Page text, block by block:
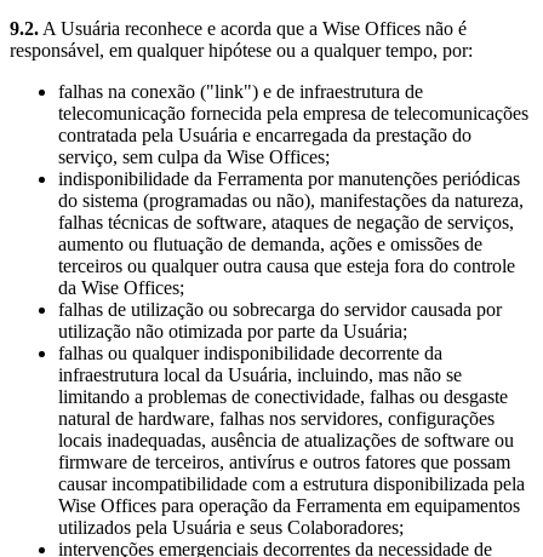
9.2. A Usuária reconhece e acorda que a Wise Offices não é
responsável, em qualquer hipótese ou a qualquer tempo, por:
falhas na conexão ("link") e de infraestrutura de
telecomunicação fornecida pela empresa de telecomunicações
contratada pela Usuária e encarregada da prestação do
serviço, sem culpa da Wise Offices;
indisponibilidade da Ferramenta por manutenções periódicas
do sistema (programadas ou não), manifestações da natureza,
falhas técnicas de software, ataques de negação de serviços,
aumento ou flutuação de demanda, ações e omissões de
terceiros ou qualquer outra causa que esteja fora do controle
da Wise Offices;
falhas de utilização ou sobrecarga do servidor causada por
utilização não otimizada por parte da Usuária;
falhas ou qualquer indisponibilidade decorrente da
infraestrutura local da Usuária, incluindo, mas não se
limitando a problemas de conectividade, falhas ou desgaste
natural de hardware, falhas nos servidores, configurações
locais inadequadas, ausência de atualizações de software ou
firmware de terceiros, antivírus e outros fatores que possam
causar incompatibilidade com a estrutura disponibilizada pela
Wise Offices para operação da Ferramenta em equipamentos
utilizados pela Usuária e seus Colaboradores;
intervenções emergenciais decorrentes da necessidade de